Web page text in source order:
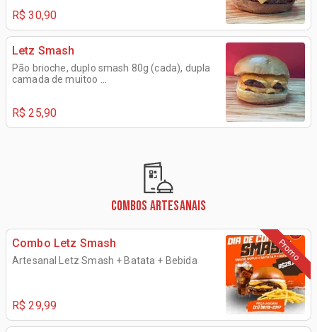
R$ 30,90
Letz Smash
Pão brioche, duplo smash 80g (cada), dupla
camada de muitoo ...
R$ 25,90
COMBOS ARTESANAIS
Combo Letz Smash Promo
Artesanal Letz Smash + Batata + Bebida
R$ 29,99